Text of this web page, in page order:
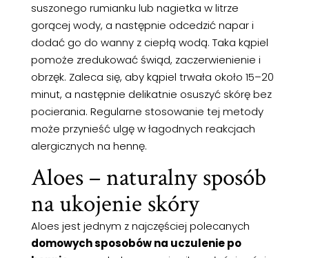
suszonego rumianku lub nagietka w litrze
gorącej wody, a następnie odcedzić napar i
dodać go do wanny z ciepłą wodą. Taka kąpiel
pomoże zredukować świąd, zaczerwienienie i
obrzęk. Zaleca się, aby kąpiel trwała około 15–20
minut, a następnie delikatnie osuszyć skórę bez
pocierania. Regularne stosowanie tej metody
może przynieść ulgę w łagodnych reakcjach
alergicznych na hennę.
Aloes – naturalny sposób
na ukojenie skóry
Aloes jest jednym z najczęściej polecanych
domowych sposobów na uczulenie po